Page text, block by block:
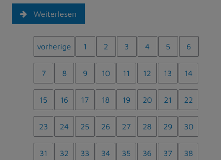
Weiterlesen
vorherige 1 2 3 4 5 6
7 8 9 10 11 12 13 14
15 16 17 18 19 20 21 22
23 24 25 26 27 28 29 30
31 32 33 34 35 36 37 38